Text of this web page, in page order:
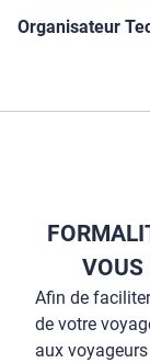
Organisateur
VOUS
Afin de
de votre
aux